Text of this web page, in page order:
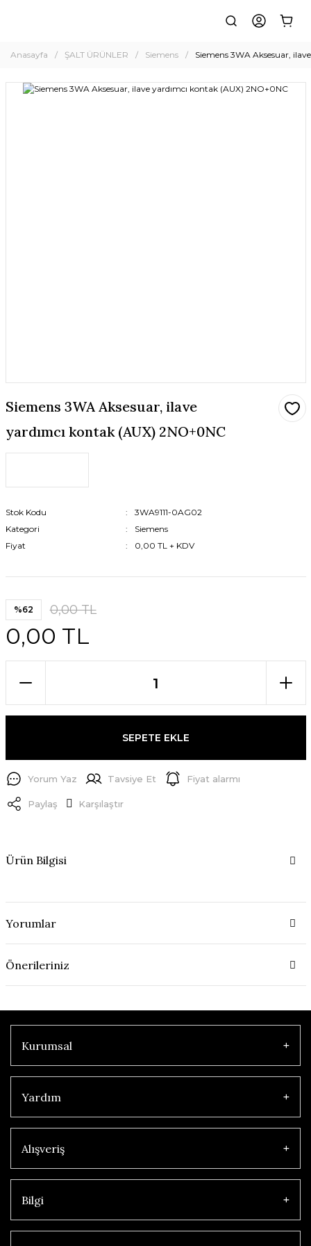
Anasayfa ŞALT ÜRÜNLER Siemens Siemens 3WA Aksesuar,
Siemens 3WA Aksesuar, ilave
yardımcı kontak (AUX) 2NO+0NC
Stok Kodu
3WA9111-0AG02
Kategori
Siemens
Fiyat
0,00 TL + KDV
%62 0,00 TL
0,00 TL
SEPETE EKLE
Yorum Yaz Tavsiye Et Fiyat alarmı
Paylaş Karşılaştır
Ürün Bilgisi
Yorumlar
Önerileriniz
Kurumsal
Yardım
Alışveriş
Bilgi